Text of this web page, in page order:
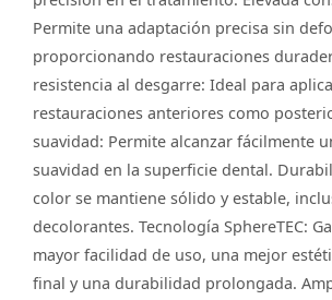
Permite una adaptación precisa sin
proporcionando restauraciones
resistencia al desgarre: Ideal para
restauraciones anteriores como
suavidad: Permite alcanzar fácilmente
suavidad en la superficie dental.
color se mantiene sólido y estable,
decolorantes. Tecnología SphereTEC:
mayor facilidad de uso, una mejor
final y una durabilidad prolongada.